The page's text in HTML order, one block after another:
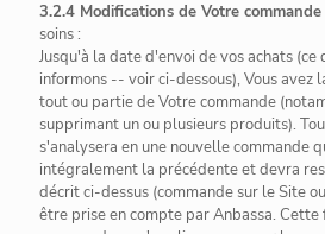
3.2.4 Modifications de Votre commande
soins :
Jusqu'à la date d'envoi de vos achats (ce
informons -- voir ci-dessous), Vous avez
tout ou partie de Votre commande
supprimant un ou plusieurs produits).
s'analysera en une nouvelle commande
intégralement la précédente et devra
décrit ci-dessus (commande sur le Site
être prise en compte par Anbassa.